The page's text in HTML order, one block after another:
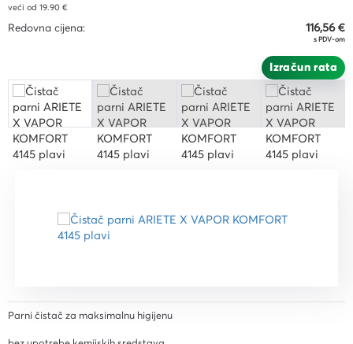
veći od 19.90 €
Redovna cijena: 116,56 €
s PDV-om
Izračun rata
Parni čistač za maksimalnu higijenu